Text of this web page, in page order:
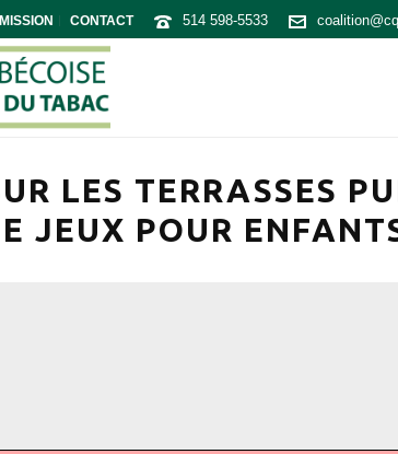
CONTACT 514 598-5533
LES TERRASSES
JEUX POUR